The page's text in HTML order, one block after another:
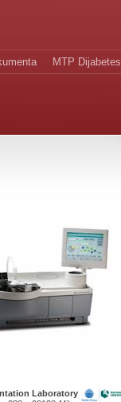
MTP Dijabetes
Laboratory